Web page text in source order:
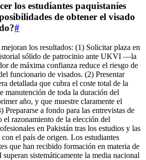
los estudiantes paquistaníes
de obtener el visado
#
los resultados: (1) Solicitar plaza en
sólido de patrocinio ante UKVI —la
de máxima confianza reduce el riesgo de
funcionario de visados. (2) Presentar
detallada que cubra el coste total de la
manutención de toda la duración del
año, y que muestre claramente el
Prepararse a fondo para las entrevistas de
razonamiento de la elección del
en Pakistán tras los estudios y las
el país de origen. Los estudiantes
que han recibido formación en materia de
sistemáticamente la media nacional